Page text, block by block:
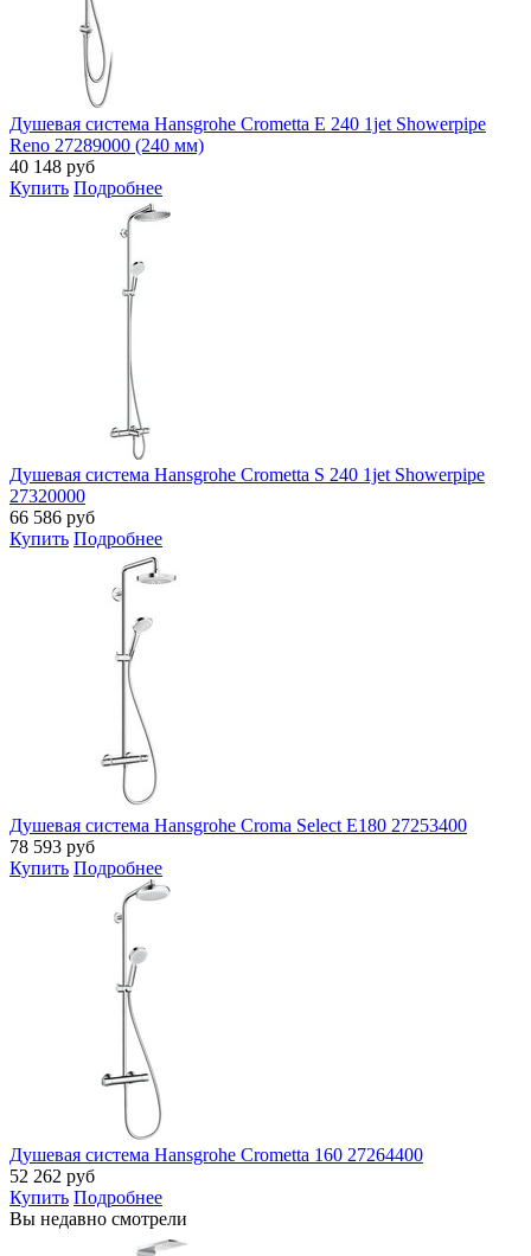
Душевая система Hansgrohe Crometta E 240 1jet Showerpipe
Reno 27289000 (240 мм)
40 148 руб
Купить Подробнее
Душевая система Hansgrohe Crometta S 240 1jet Showerpipe
27320000
66 586 руб
Купить Подробнее
Душевая система Hansgrohe Croma Select E180 27253400
78 593 руб
Купить Подробнее
Душевая система Hansgrohe Crometta 160 27264400
52 262 руб
Купить Подробнее
Вы недавно смотрели